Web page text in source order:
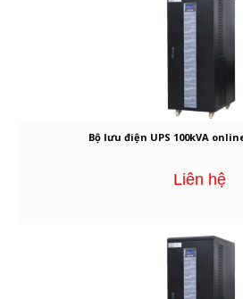
Bộ lưu điện UPS 100kVA
Liên hệ